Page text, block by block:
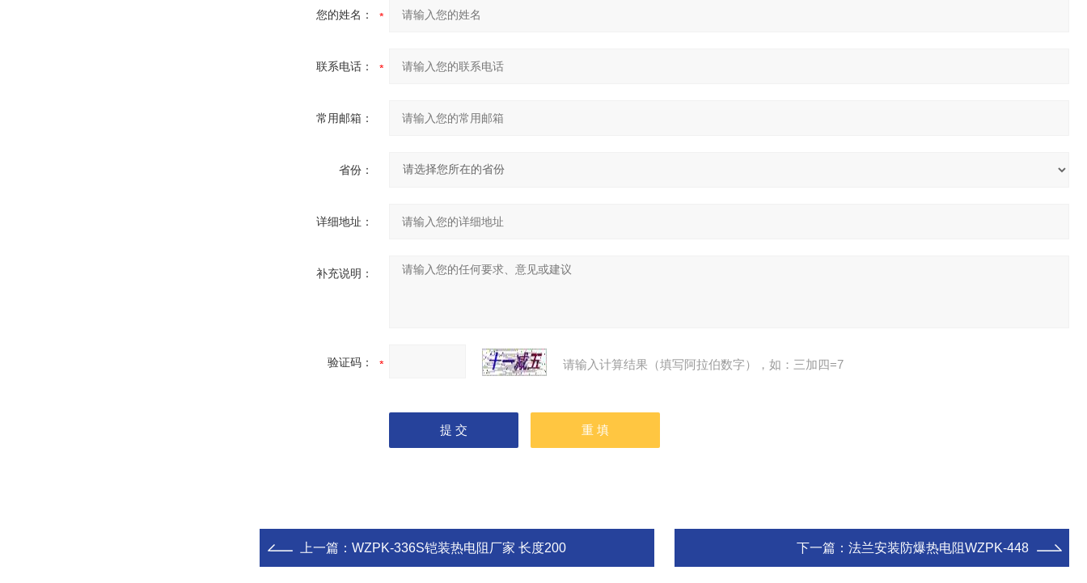
您的姓名：
联系电话：
常用邮箱：
省份：
详细地址：
补充说明：
验证码： 请输入计算结果（填写阿拉伯数字），如：三加四=7
上一篇： WZPK-336S铠装热电阻厂家 长度200 下一篇： 法兰安装防爆热电阻WZPK-448